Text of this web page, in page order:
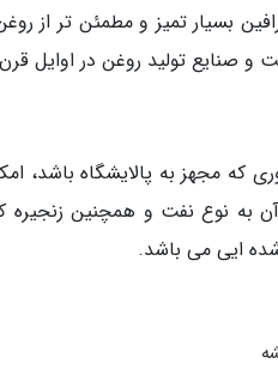
بسیار تمیز و مطمئن تر
صنایع تولید روغن در اوایل
که مجهز به پالایشگاه باشد،
نوع نفت و همچنین زنجیره
ایی می باشد.